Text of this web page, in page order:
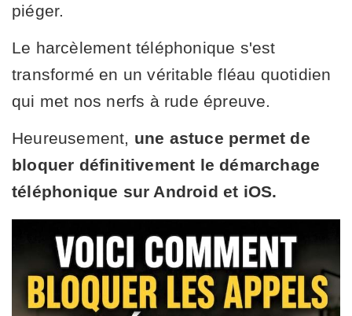
piéger.
Le harcèlement téléphonique s'est
transformé en un véritable fléau quotidien
qui met nos nerfs à rude épreuve.
Heureusement, une astuce permet de
bloquer définitivement le démarchage
téléphonique sur Android et iOS.